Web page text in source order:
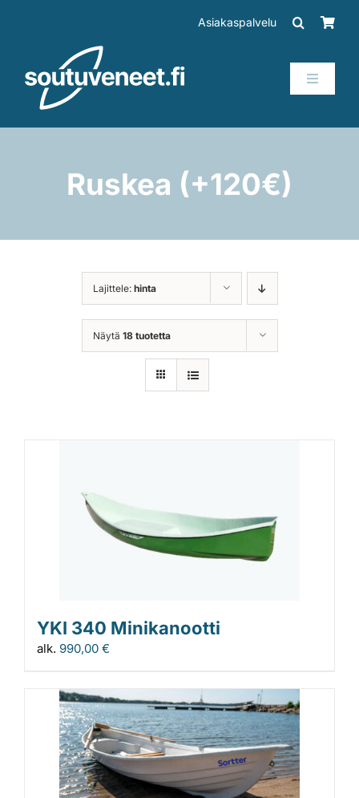
Asiakaspalvelu
Toggle
Perämoottorit
Asiakaskokemuksia
Ruskea (+120€)
Lajittele: hinta
Näytä 18 tuotetta
YKI 340 Minikanootti
alk. 990,00 €